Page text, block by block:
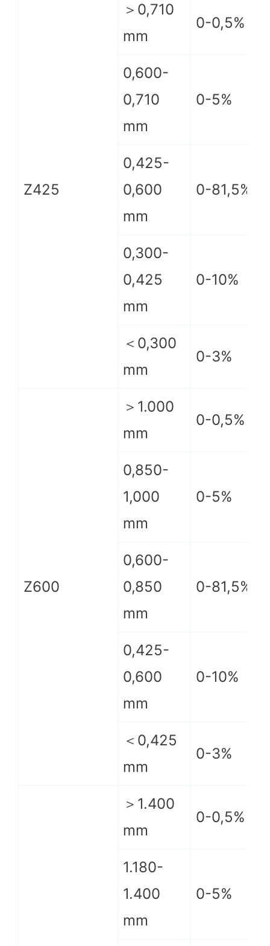
Z425
＞0,710
mm
0-0,5%
0,600-
0,710
mm
0-5%
0,425-
0,600
mm
0-81,5%
0,300-
0,425
mm
0-10%
＜0,300
mm
0-3%
Z600
＞1.000
mm
0-0,5%
0,850-
1,000
mm
0-5%
0,600-
0,850
mm
0-81,5%
0,425-
0,600
mm
0-10%
＜0,425
mm
0-3%
＞1.400
mm
0-0,5%
1.180-
1.400
mm
0-5%